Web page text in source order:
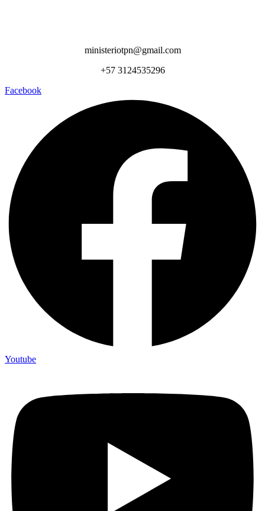
ministeriotpn@gmail.com
+57 3124535296
Facebook
Youtube